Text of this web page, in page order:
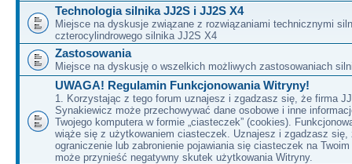
Technologia silnika JJ2S i JJ2S X4
Miejsce na dyskusje związane z rozwiązaniami technicznymi
czterocylindrowego silnika JJ2S X4
Zastosowania
Miejsce na dyskusję o wszelkich możliwych zastosowaniach
UWAGA! Regulamin Funkcjonowania Witryny!
1. Korzystając z tego forum uznajesz i zgadzasz się, że firma
Synakiewicz może przechowywać dane osobowe i inne
Twojego komputera w formie „ciasteczek” (cookies).
wiąże się z użytkowaniem ciasteczek. Uznajesz i zgadzasz się,
ograniczenie lub zabronienie pojawiania się ciasteczek na
może przynieść negatywny skutek użytkowania Witryny.